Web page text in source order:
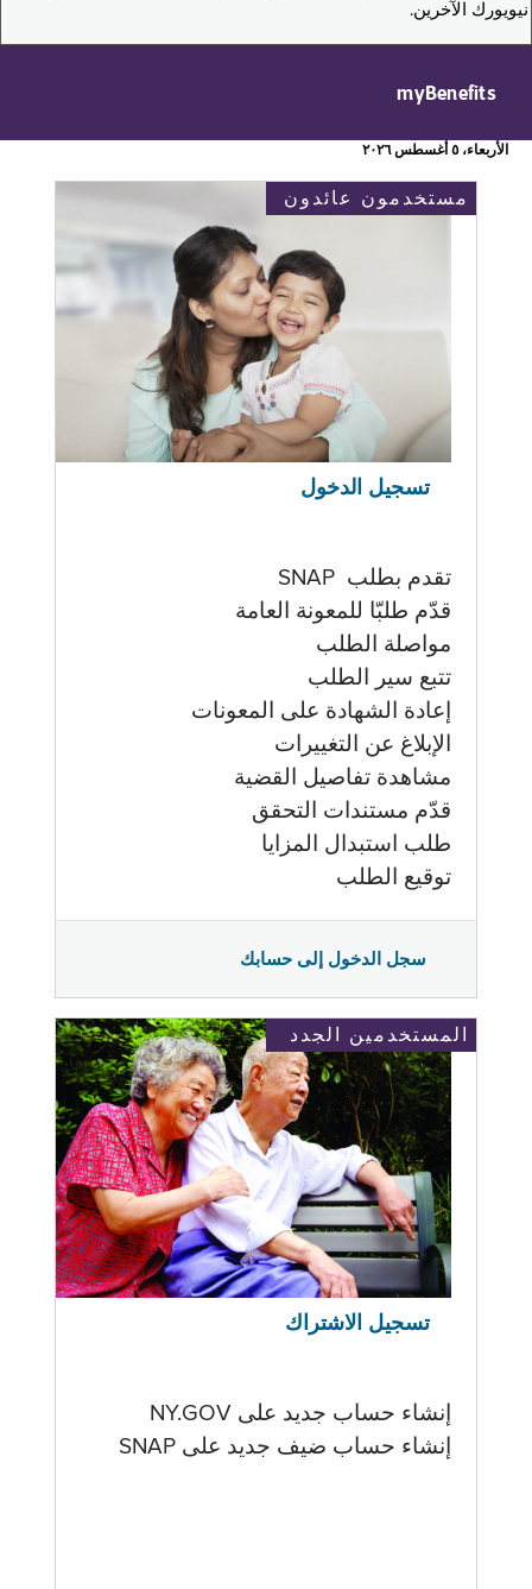
نيويورك الآخرين.
myBenefits
الأربعاء، ٥ أغسطس ٢٠٢٦
مستخدمون عائدون
تسجيل الدخول
تقدم بطلب SNAP
قدّم طلبّا للمعونة العامة
مواصلة الطلب
تتبع سير الطلب
إعادة الشهادة على المعونات
الإبلاغ عن التغييرات
مشاهدة تفاصيل القضية
قدّم مستندات التحقق
طلب استبدال المزايا
توقيع الطلب
سجل الدخول إلى حسابك
المستخدمين الجدد
تسجيل الاشتراك
إنشاء حساب جديد على NY.GOV
إنشاء حساب ضيف جديد على SNAP